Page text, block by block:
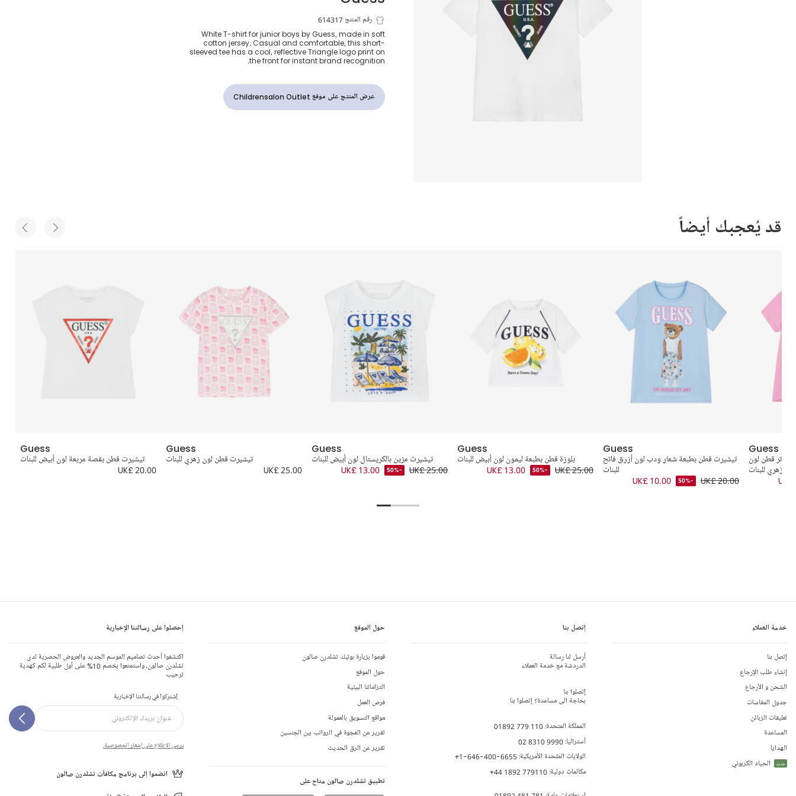
تيشيرت قطن لون أبيض
للأولاد
رقم المنتج 614317
White T-shirt for junior boys by Guess, made in soft
cotton jersey. Casual and comfortable, this short-
sleeved tee has a cool, reflective Triangle logo print on
the front for instant brand recognition.
عرض المنتج على موقع Childrensalon Outlet
قد يُعجبك أيضاً
Guess
تيشيرت قطن بقصة مربعة لون أبيض للبنات
UK£ 20.00
Guess
تيشيرت قطن لون زهري للبنات
UK£ 25.00
Guess
تيشيرت مزين بالكريستال لون أبيض للبنات
UK£ 25.00
-50%
UK£ 13.00
Guess
بلوزة قطن بطبعة ليمون لون أبيض للبنات
UK£ 25.00
-50%
UK£ 13.00
Guess
تيشيرت قطن بطبعة شعار ودب لون أزرق فاتح
للبنات
UK£ 20.00
-50%
UK£ 10.00
Guess
قطن لون
زهري للبنات
خدمة العملاء
إتصل بنا
إنشاء طلب الإرجاع
الشحن و الأرجاع
جدول المقاسات
تعليقات الزبائن
المساعدة
الهدايا
جديد الحياد الكربوني
إتصل بنا
أرسل لنا رسالة
الدردشة مع خدمة العملاء
إتصلوا بنا
بحاجة الى مساعدة؟ إتصلوا بنا
المملكة المتحدة:01892 779 110
أستراليا:02 8310 9990
الولايات المتّحدة الأمريكية: +1-646-400-6655
مكالمات دولية:+44 1892 779110
حول الموقع
قوموا بزيارة بوتيك تشلدرن صالون
حول الموقع
التزاماتنا البيئية
فرص العمل
مواقع التسويق بالعمولة
تقرير عن الفجوة في الرواتب بين الجنسين
تقرير عن الرق الحديث
تطبيق تشلدرن صالون متاح على
إحصلوا على رسالتنا الإخبارية
اكتشفوا أحدث تصاميم الموسم الجديد والعروض الحصرية لدى
تشلدرن صالون، واستمتعوا بخصم 10% على أول طلبية لكم كهدية
ترحيب
إشتركوا في رسالتنا الإخبارية
يرجى الاطلاع على إشعار الخصوصية.
انضموا إلى برنامج مكافآت تشلدرن صالون